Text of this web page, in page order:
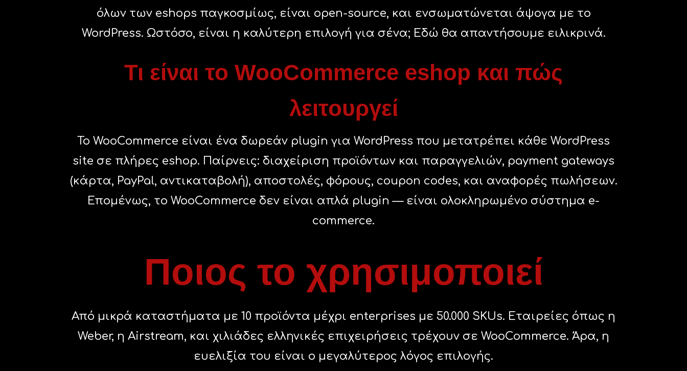
όλων των eshops παγκοσμίως, είναι open-source, και ενσωματώνεται άψογα με το
WordPress. Ωστόσο, είναι η καλύτερη επιλογή για σένα; Εδώ θα απαντήσουμε ειλικρινά.
Τι είναι το WooCommerce eshop και πώς
λειτουργεί
Το WooCommerce είναι ένα δωρεάν plugin για WordPress που μετατρέπει κάθε WordPress
site σε πλήρες eshop. Παίρνεις: διαχείριση προϊόντων και παραγγελιών, payment gateways
(κάρτα, PayPal, αντικαταβολή), αποστολές, φόρους, coupon codes, και αναφορές πωλήσεων.
Επομένως, το WooCommerce δεν είναι απλά plugin — είναι ολοκληρωμένο σύστημα e-
commerce.
Ποιος το χρησιμοποιεί
Από μικρά καταστήματα με 10 προϊόντα μέχρι enterprises με 50.000 SKUs. Εταιρείες όπως η
Weber, η Airstream, και χιλιάδες ελληνικές επιχειρήσεις τρέχουν σε WooCommerce. Άρα, η
ευελιξία του είναι ο μεγαλύτερος λόγος επιλογής.